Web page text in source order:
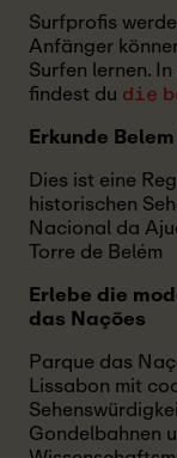
Surfprofis
Anfänger
Surfen lernen.
findest du die
Erkunde
Dies ist eine
historischen
Nacional da
Torre de Belém
Erlebe die
das Nações
Parque das
Lissabon mit
Gondelbahnen